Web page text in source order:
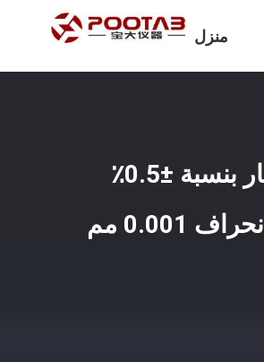
منزل
آلة اختبار التوتر مع دقة سرعة الاختبار بنسبة ±0.5٪